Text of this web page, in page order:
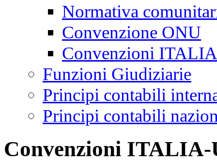
Normativa
Convenzione ONU
Convenzioni
Funzioni Giudiziarie
Principi contabili
Principi contabili
Convenzioni ITALIA-